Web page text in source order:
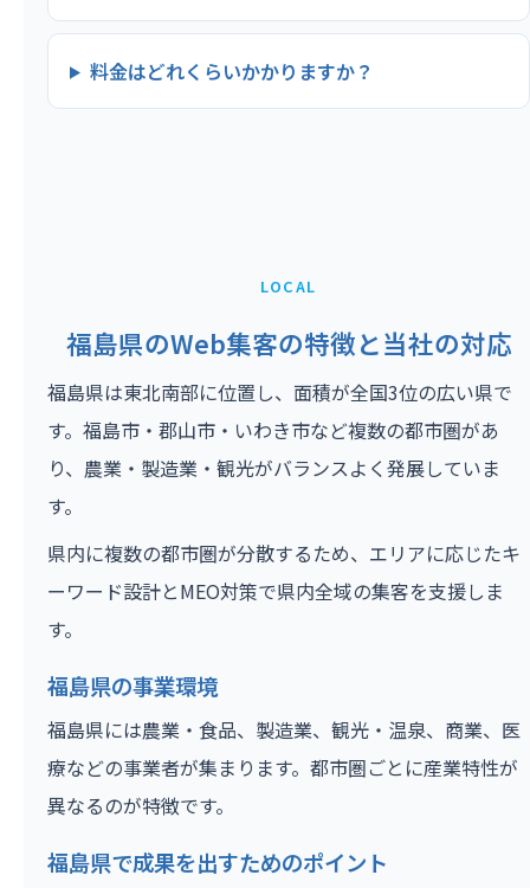
料金はどれくらいかかりますか？
LOCAL
福島県のWeb集客の特徴と当社の対応
福島県は東北南部に位置し、面積が全国3位の広い県で
す。福島市・郡山市・いわき市など複数の都市圏があ
り、農業・製造業・観光がバランスよく発展していま
す。
県内に複数の都市圏が分散するため、エリアに応じたキ
ーワード設計とMEO対策で県内全域の集客を支援しま
す。
福島県の事業環境
福島県には農業・食品、製造業、観光・温泉、商業、医
療などの事業者が集まります。都市圏ごとに産業特性が
異なるのが特徴です。
福島県で成果を出すためのポイント